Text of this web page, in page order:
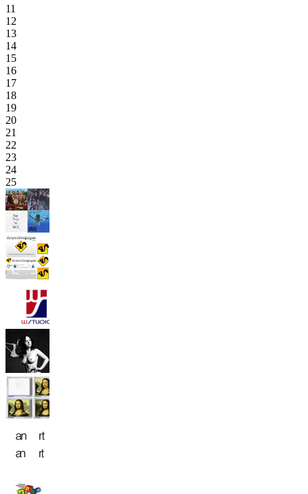
11
12
13
14
15
16
17
18
19
20
21
22
23
24
25